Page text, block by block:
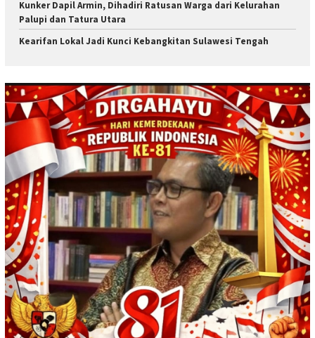
Kunker Dapil Armin, Dihadiri Ratusan Warga dari Kelurahan
Palupi dan Tatura Utara
Kearifan Lokal Jadi Kunci Kebangkitan Sulawesi Tengah